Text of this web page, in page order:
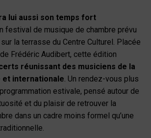
lui aussi son temps fort
festival de musique de chambre prévu
la terrasse du Centre Culturel. Placée
Frédéric Audibert, cette édition
réunissant des musiciens de la
et internationale. Un rendez-vous plus
estivale, pensé autour de
et du plaisir de retrouver la
dans un cadre moins formel qu’une